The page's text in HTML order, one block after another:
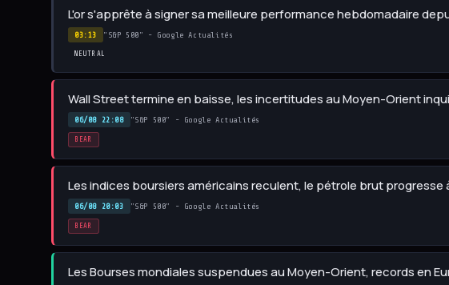
L'or s'apprête à signer sa meilleure performance hebdomadaire
03:13 "S&P 500" - Google Actualités
NEUTRAL
Wall Street termine en baisse, les incertitudes au Moyen-Orient
06/08 22:08 "S&P 500" - Google Actualités
BEAR
Les indices boursiers américains reculent, le pétrole brut
06/08 20:03 "S&P 500" - Google Actualités
BEAR
Les Bourses mondiales suspendues au Moyen-Orient, records en